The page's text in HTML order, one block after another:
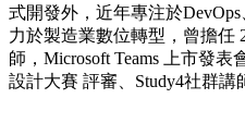
式開發外，近年專注於
力於製造業數位轉型，曾擔任
師，Microsoft Teams 上市發
設計大賽 評審、Study4社群講